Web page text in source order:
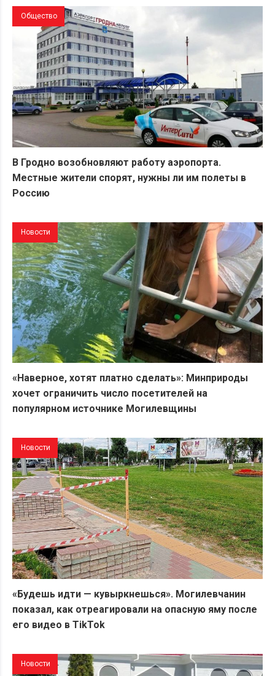
Общество
В Гродно возобновляют работу аэропорта.
Местные жители спорят, нужны ли им полеты в
Россию
Новости
«Наверное, хотят платно сделать»: Минприроды
хочет ограничить число посетителей на
популярном источнике Могилевщины
Новости
«Будешь идти — кувыркнешься». Могилевчанин
показал, как отреагировали на опасную яму после
его видео в TikTok
Новости